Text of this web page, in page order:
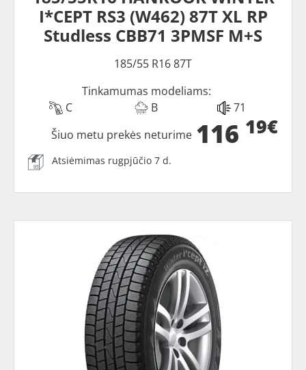
I*CEPT RS3 (W462) 87T XL RP
Studless CBB71 3PMSF M+S
185/55 R16 87T
Tinkamumas modeliams:
C
B 71
116 19€
Šiuo metu prekės neturime
Atsiėmimas rugpjūčio 7 d.